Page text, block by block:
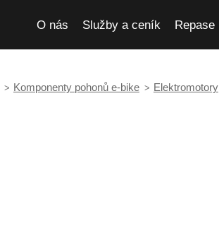
O nás Služby a ceník Repase
Komponenty pohonů e-bike Elektromotory